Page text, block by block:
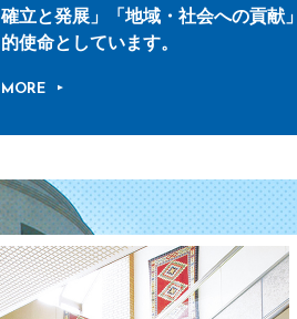
確立と発展」「地域・社会への貢献
的使命としています。
MORE